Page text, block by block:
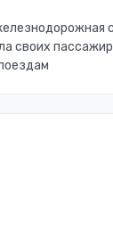
своих